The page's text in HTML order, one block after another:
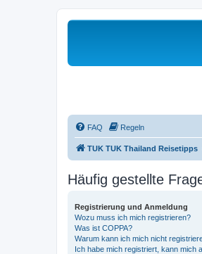
FAQ Regeln
TUK TUK Thailand Reisetipps
Häufig gestellte
Registrierung und Anmeldung
Wozu muss ich mich registrieren?
Was ist COPPA?
Warum kann ich mich nicht
Ich habe mich registriert, kann mich